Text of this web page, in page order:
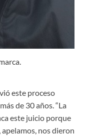
este proceso
de 30 años. “La
este juicio porque
nos dieron